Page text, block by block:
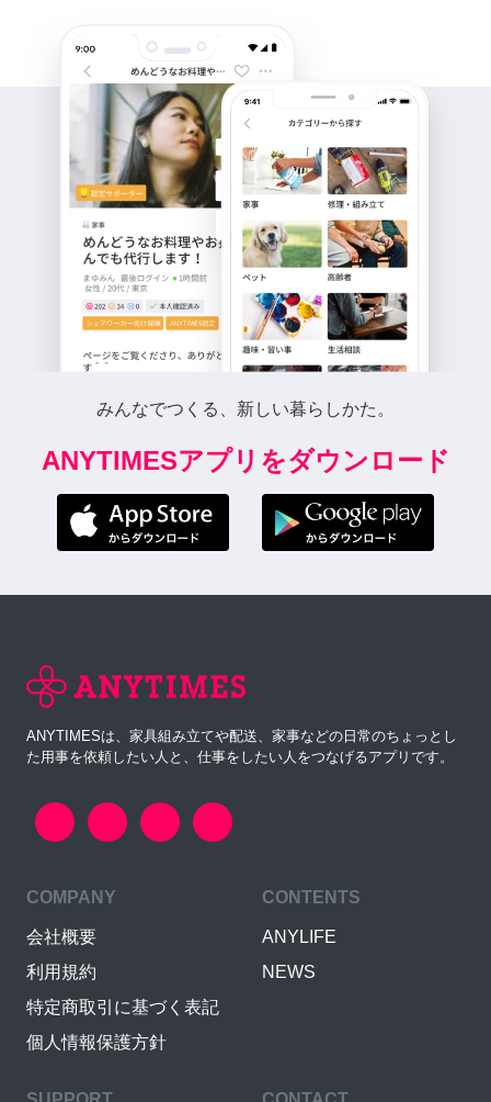
みんなでつくる、新しい暮らしかた。
ANYTIMESアプリをダウンロード
ANYTIMESは、家具組み立てや配送、家事などの日常のちょっとし
た用事を依頼したい人と、仕事をしたい人をつなげるアプリです。
COMPANY
会社概要
利用規約
特定商取引に基づく表記
個人情報保護方針
CONTENTS
ANYLIFE
NEWS